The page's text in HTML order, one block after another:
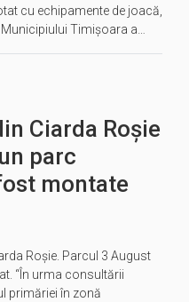
cu echipamente de joacă,
Timișoara a…
Ciarda Roșie
parc
montate
Roșie. Parcul 3 August
“În urma consultării
primăriei în zonă